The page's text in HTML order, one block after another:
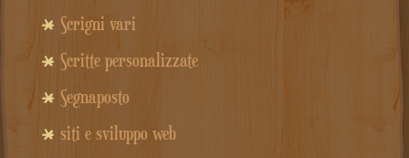
Scrigni vari
Scritte personalizzate
Segnaposto
siti e sviluppo web